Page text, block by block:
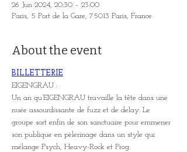
26 Jun 2024, 20:30 – 23:00
Paris, 5 Port de la Gare, 75013 Paris, France
About the event
BILLETTERIE
EIGENGRAU :
Un an qu’EIGENGRAU travaille la tête dans une
nuée assourdissante de fuzz et de delay. Le
groupe sort enfin de son sanctuaire pour emmener
son publique en pèlerinage dans un style qui
mélange Psych, Heavy-Rock et Prog.